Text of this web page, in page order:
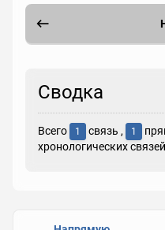
Сводка
Всего 1 связь , 1
хронологических связей